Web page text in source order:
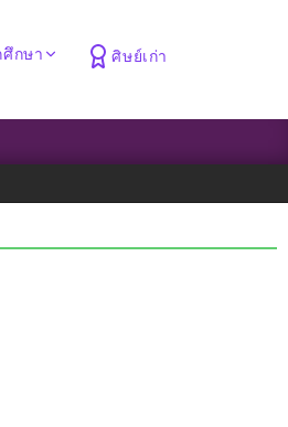
กษา ศิษย์เก่า